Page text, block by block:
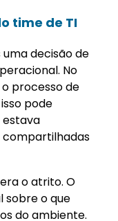
time de TI
uma decisão de
No
processo de
pode
compartilhadas
o atrito. O
sobre o que
do ambiente.